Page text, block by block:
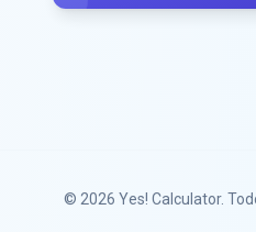
© 2026 Yes! Calculator.